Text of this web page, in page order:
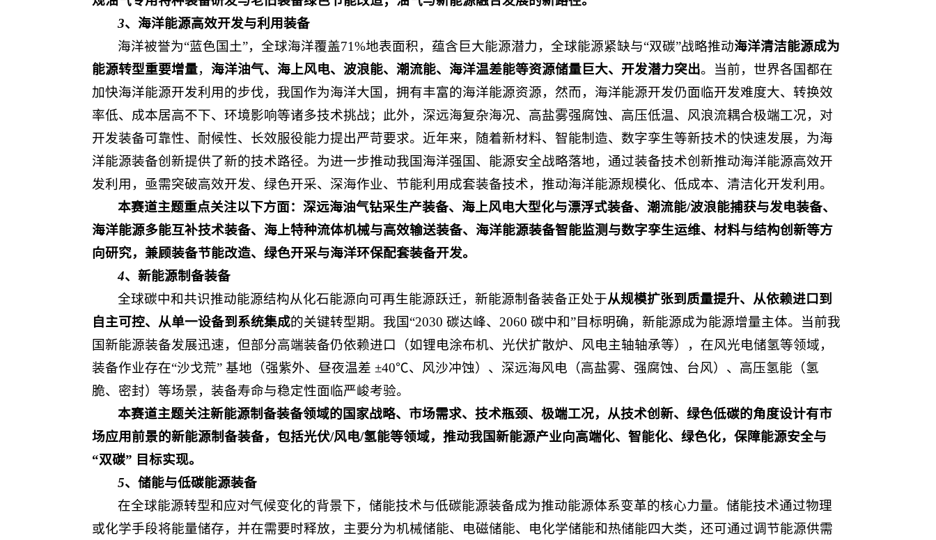
3、海洋能源高效开发与利用装备
海洋被誉为“蓝色国土”，全球海洋覆盖71%地表面积，蕴含巨大能源潜力，全球能源紧缺与“双碳”战略推动海洋清洁能源成为
能源转型重要增量， 海洋油气、海上风电、波浪能、潮流能、海洋温差能等资源储量巨大、开发潜力突出。当前，世界各国都在
加快海洋能源开发利用的步伐，我国作为海洋大国，拥有丰富的海洋能源资源，然而，海洋能源开发仍面临开发难度大、转换效
率低、成本居高不下、环境影响等诸多技术挑战；此外，深远海复杂海况、高盐雾强腐蚀、高压低温、风浪流耦合极端工况，对
开发装备可靠性、耐候性、长效服役能力提出严苛要求。近年来，随着新材料、智能制造、数字孪生等新技术的快速发展，为海
洋能源装备创新提供了新的技术路径。为进一步推动我国海洋强国、能源安全战略落地，通过装备技术创新推动海洋能源高效开
发利用，亟需突破高效开发、绿色开采、深海作业、节能利用成套装备技术，推动海洋能源规模化、低成本、清洁化开发利用。
本赛道主题重点关注以下方面：深远海油气钻采生产装备、海上风电大型化与漂浮式装备、潮流能/波浪能捕获与发电装备、
海洋能源多能互补技术装备、海上特种流体机械与高效输送装备、海洋能源装备智能监测与数字孪生运维、 材料与结构创新等方
向研究，兼顾装备节能改造、绿色开采与海洋环保配套装备开发。
4、新能源制备装备
全球碳中和共识推动能源结构从化石能源向可再生能源跃迁，新能源制备装备正处于从规模扩张到质量提升、从依赖进口到
自主可控、从单一设备到系统集成的关键转型期。我国“2030 碳达峰、2060 碳中和”目标明确，新能源成为能源增量主体。当前我
国新能源装备发展迅速，但部分高端装备仍依赖进口（如锂电涂布机、光伏扩散炉、风电主轴轴承等），在风光电储氢等领域，
装备作业存在“沙戈荒” 基地（强紫外、昼夜温差 ±40℃、风沙冲蚀）、深远海风电（高盐雾、强腐蚀、台风）、高压氢能（氢
脆、密封）等场景，装备寿命与稳定性面临严峻考验。
本赛道主题关注新能源制备装备领域的国家战略、市场需求、技术瓶颈、极端工况，从技术创新、绿色低碳的角度设计有市
场应用前景的新能源制备装备，包括光伏/风电/氢能等领域，推动我国新能源产业向高端化、智能化、绿色化，保障能源安全与
“双碳” 目标实现。
5、储能与低碳能源装备
在全球能源转型和应对气候变化的背景下，储能技术与低碳能源装备成为推动能源体系变革的核心力量。储能技术通过物理
或化学手段将能量储存，并在需要时释放，主要分为机械储能、电磁储能、电化学储能和热储能四大类，还可通过调节能源供需